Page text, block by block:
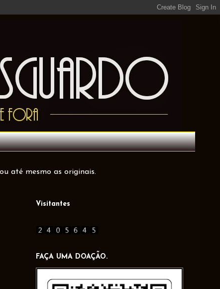
até mesmo as originais.
Visitantes
FAÇA UMA DOAÇÃO.